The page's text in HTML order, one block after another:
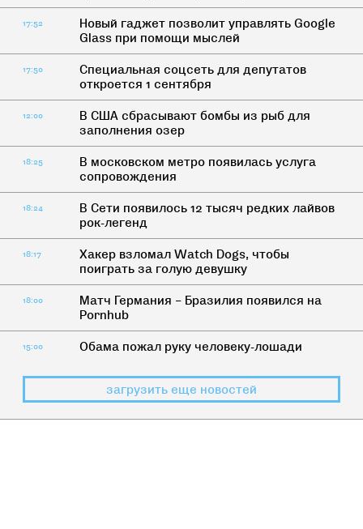
17:52
Новый гаджет позволит управлять Google
Glass при помощи мыслей
17:50
Специальная соцсеть для депутатов
откроется 1 сентября
12:00
В США сбрасывают бомбы из рыб для
заполнения озер
18:25
В московском метро появилась услуга
сопровождения
18:24
В Сети появилось 12 тысяч редких лайвов
рок-легенд
18:17
Хакер взломал Watch Dogs, чтобы
поиграть за голую девушку
18:00
Матч Германия – Бразилия появился на
Pornhub
15:00 Обама пожал руку человеку-лошади
загрузить еще новостей